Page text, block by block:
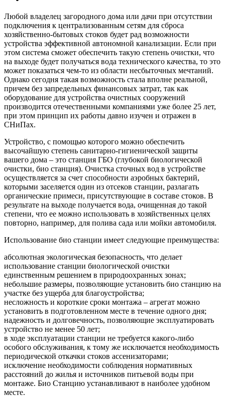
Любой владелец загородного дома или дачи при отсутствии
подключения к централизованным сетям для сброса
хозяйственно-бытовых стоков будет рад возможности
устройства эффективной автономной канализации. Если при
этом система сможет обеспечить такую степень очистки, что
на выходе будет получаться вода технического качества, то это
может показаться чем-то из области несбыточных мечтаний.
Однако сегодня такая возможность стала вполне реальной,
причем без запредельных финансовых затрат, так как
оборудование для устройства очистных сооружений
производится отечественными компаниями уже более 25 лет,
при этом принцип их работы давно изучен и отражен в
СНиПах.
Устройство, с помощью которого можно обеспечить
высочайшую степень санитарно-гигиенической защиты
вашего дома – это станция ГБО (глубокой биологической
очистки, био станция). Очистка сточных вод в устройстве
осуществляется за счет способности аэробных бактерий,
которыми заселяется один из отсеков станции, разлагать
органические примеси, присутствующие в составе стоков. В
результате на выходе получается вода, очищенная до такой
степени, что ее можно использовать в хозяйственных целях
повторно, например, для полива сада или мойки автомобиля.
Использование био станции имеет следующие преимущества:
абсолютная экологическая безопасность, что делает
использование станции биологической очистки
единственным решением в природоохранных зонах;
небольшие размеры, позволяющие установить био станцию на
участке без ущерба для благоустройства;
несложность и короткие сроки монтажа – агрегат можно
установить в подготовленном месте в течение одного дня;
надежность и долговечность, позволяющие эксплуатировать
устройство не менее 50 лет;
в ходе эксплуатации станции не требуется какого-либо
особого обслуживания, к тому же исключается необходимость
периодической откачки стоков ассенизаторами;
исключение необходимости соблюдения нормативных
расстояний до жилья и источников питьевой воды при
монтаже. Био Станцию устанавливают в наиболее удобном
месте.